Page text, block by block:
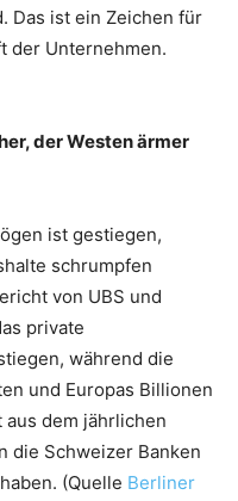
Das ist ein Zeichen für
der Unternehmen.
der Westen ärmer
ist gestiegen,
schrumpfen
von UBS und
private
während die
und Europas Billionen
dem jährlichen
die Schweizer Banken
(Quelle Berliner